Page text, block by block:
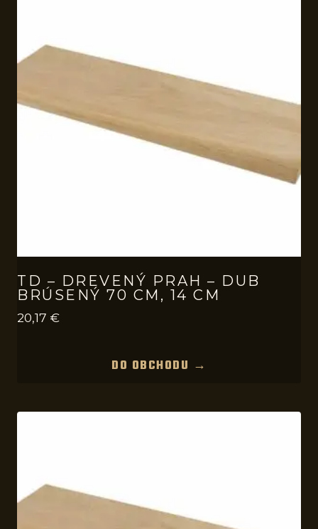
TD – DREVENÝ PRAH – DUB
BRÚSENÝ 70 CM, 14 CM
20,17 €
DO OBCHODU →